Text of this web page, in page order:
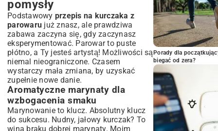
pomysły
Podstawowy przepis na kurczaka z
parowaru już znasz, ale prawdziwa
zabawa zaczyna się, gdy zaczynasz
eksperymentować. Parowar to puste
płótno, a Ty jesteś artystą! Możliwości są
niemal nieograniczone. Czasem
wystarczy mała zmiana, by uzyskać
zupełnie nowe danie.
Aromatyczne marynaty dla
wzbogacenia smaku
Marynowanie to klucz. Absolutny klucz
do sukcesu. Nudny, jałowy kurczak? To
wina braku dobrej marynaty. Moim
Porady dla
biegać od zera?